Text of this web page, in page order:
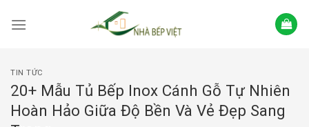
TIN TỨC
20+ Mẫu Tủ Bếp Inox Cánh Gỗ Tự Nhiên
Hoàn Hảo Giữa Độ Bền Và Vẻ Đẹp Sang